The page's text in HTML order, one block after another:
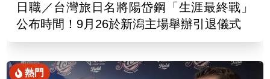
日職／台灣旅日名將陽岱鋼「生涯最終戰」
公布時間！9月26於新潟主場舉辦引退儀式
熱門